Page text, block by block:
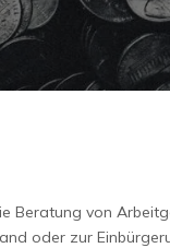
Beratung von
oder zur